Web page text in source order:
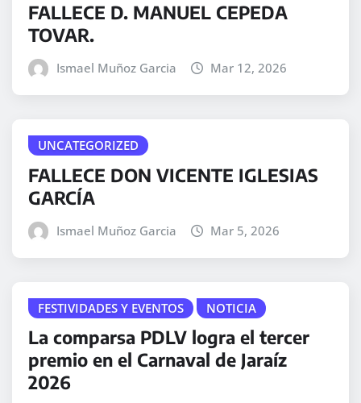
FALLECE D. MANUEL CEPEDA
TOVAR.
Ismael Muñoz Garcia Mar 12, 2026
UNCATEGORIZED
FALLECE DON VICENTE IGLESIAS
GARCÍA
Ismael Muñoz Garcia Mar 5, 2026
FESTIVIDADES Y EVENTOS NOTICIA
La comparsa PDLV logra el tercer
premio en el Carnaval de Jaraíz
2026